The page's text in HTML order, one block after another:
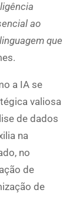
ao
que
a IA se
valiosa
de dados
na
no
de
de